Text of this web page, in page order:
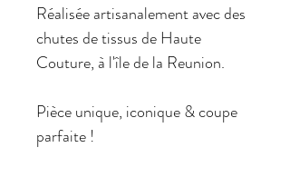
Réalisée artisanalement avec des
chutes de tissus de Haute
Couture, à l'île de la Reunion.
Pièce unique, iconique & coupe
parfaite !